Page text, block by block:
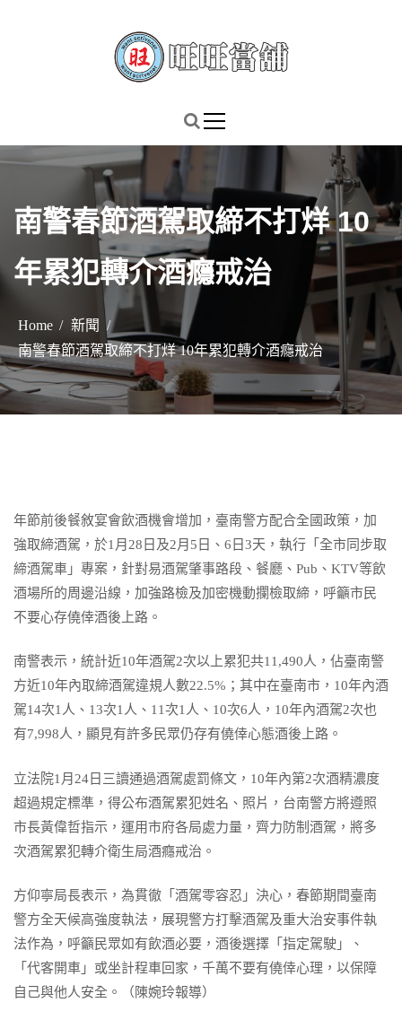
南警春節酒駕取締不打烊 10
年累犯轉介酒癮戒治
Home
新聞
南警春節酒駕取締不打烊 10年累犯轉介酒癮戒治
年節前後餐敘宴會飲酒機會增加，臺南警方配合全國政策，加
強取締酒駕，於1月28日及2月5日、6日3天，執行「全市同步取
締酒駕車」專案，針對易酒駕肇事路段、餐廳、Pub、KTV等飲
酒場所的周邊沿線，加強路檢及加密機動攔檢取締，呼籲市民
不要心存僥倖酒後上路。
南警表示，統計近10年酒駕2次以上累犯共11,490人，佔臺南警
方近10年內取締酒駕違規人數22.5%；其中在臺南市，10年內酒
駕14次1人、13次1人、11次1人、10次6人，10年內酒駕2次也
有7,998人，顯見有許多民眾仍存有僥倖心態酒後上路。
立法院1月24日三讀通過酒駕處罰條文，10年內第2次酒精濃度
超過規定標準，得公布酒駕累犯姓名、照片，台南警方將遵照
市長黃偉哲指示，運用市府各局處力量，齊力防制酒駕，將多
次酒駕累犯轉介衛生局酒癮戒治。
方仰寧局長表示，為貫徹「酒駕零容忍」決心，春節期間臺南
警方全天候高強度執法，展現警方打擊酒駕及重大治安事件執
法作為，呼籲民眾如有飲酒必要，酒後選擇「指定駕駛」、
「代客開車」或坐計程車回家，千萬不要有僥倖心理，以保障
自己與他人安全。（陳婉玲報導）